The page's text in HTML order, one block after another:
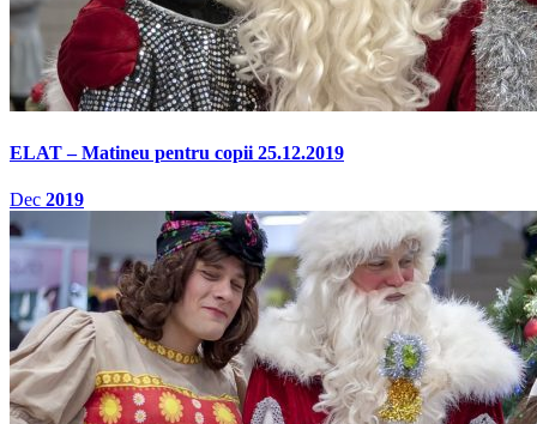
ELAT – Matineu pentru copii 25.12.2019
Dec 2019